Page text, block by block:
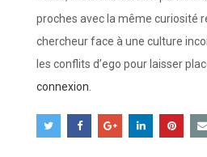
proches avec la même curiosité
chercheur face à une culture
les conflits d’ego pour laisser
connexion